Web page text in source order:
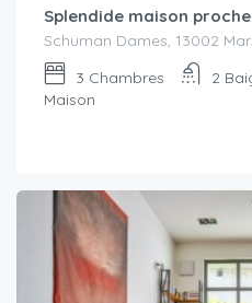
Splendide maison
Schuman Dames, 13002
3 Chambres 2
Maison